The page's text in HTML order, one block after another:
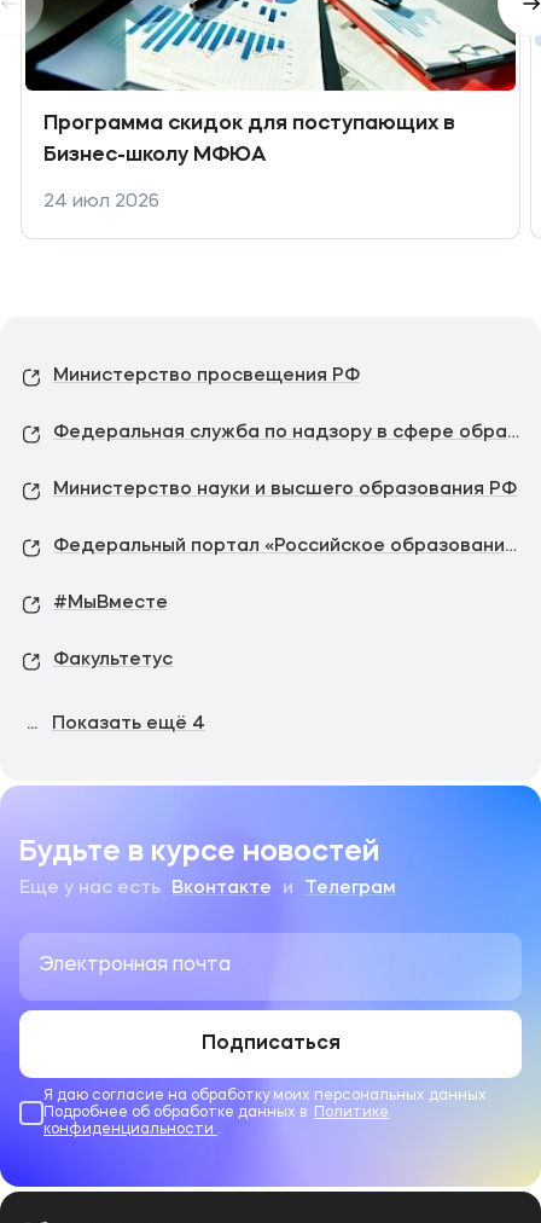
Программа скидок для поступающих в
Бизнес-школу МФЮА
24 июл 2026
Министерство просвещения РФ
Федеральная служба по надзору в сфере образования и науки
Министерство науки и высшего образования РФ
Федеральный портал «Российское образование»
#МыВместе
Факультетус
... Показать ещё 4
Будьте в курсе новостей
Еще у нас есть Вконтакте и Телеграм
Подписаться
Я даю согласие на обработку моих персональных данных.
Подробнее об обработке данных в
Политике
конфиденциальности .